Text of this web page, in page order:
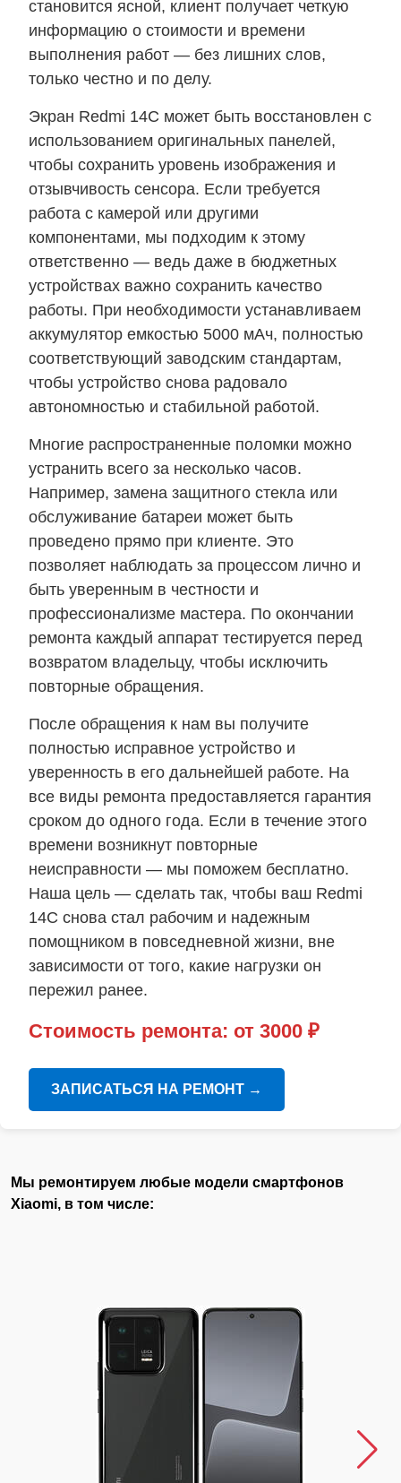
становится ясной, клиент получает четкую
информацию о стоимости и времени
выполнения работ — без лишних слов,
только честно и по делу.
Экран Redmi 14C может быть восстановлен с
использованием оригинальных панелей,
чтобы сохранить уровень изображения и
отзывчивость сенсора. Если требуется
работа с камерой или другими
компонентами, мы подходим к этому
ответственно — ведь даже в бюджетных
устройствах важно сохранить качество
работы. При необходимости устанавливаем
аккумулятор емкостью 5000 мАч, полностью
соответствующий заводским стандартам,
чтобы устройство снова радовало
автономностью и стабильной работой.
Многие распространенные поломки можно
устранить всего за несколько часов.
Например, замена защитного стекла или
обслуживание батареи может быть
проведено прямо при клиенте. Это
позволяет наблюдать за процессом лично и
быть уверенным в честности и
профессионализме мастера. По окончании
ремонта каждый аппарат тестируется перед
возвратом владельцу, чтобы исключить
повторные обращения.
После обращения к нам вы получите
полностью исправное устройство и
уверенность в его дальнейшей работе. На
все виды ремонта предоставляется гарантия
сроком до одного года. Если в течение этого
времени возникнут повторные
неисправности — мы поможем бесплатно.
Наша цель — сделать так, чтобы ваш Redmi
14C снова стал рабочим и надежным
помощником в повседневной жизни, вне
зависимости от того, какие нагрузки он
пережил ранее.
Стоимость ремонта: от 3000 ₽
ЗАПИСАТЬСЯ НА РЕМОНТ →
Мы ремонтируем любые модели смартфонов
Xiaomi, в том числе: